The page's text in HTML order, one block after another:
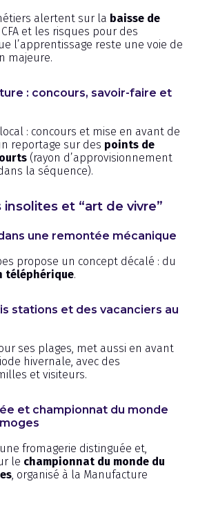
alertent sur la baisse de
et les risques pour des
l’apprentissage reste une voie de
majeure.
: concours, savoir-faire et
local : concours et mise en avant de
reportage sur des points de
(rayon d’approvisionnement
la séquence).
et “art de vivre”
une remontée mécanique
propose un concept décalé : du
téléphérique.
stations et des vacanciers au
ses plages, met aussi en avant
hivernale, avec des
et visiteurs.
et championnat du monde
fromagerie distinguée et,
le championnat du monde du
, organisé à la Manufacture